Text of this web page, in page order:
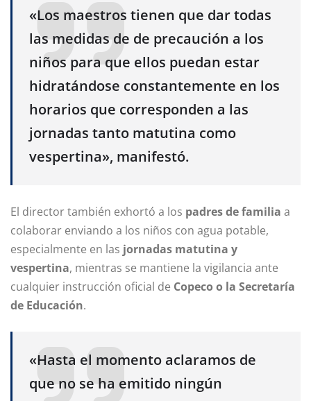
«Los maestros tienen que dar todas
las medidas de de precaución a los
niños para que ellos puedan estar
hidratándose constantemente en los
horarios que corresponden a las
jornadas tanto matutina como
vespertina», manifestó.
El director también exhortó a los padres de familia a
colaborar enviando a los niños con agua potable,
especialmente en las jornadas matutina y
vespertina, mientras se mantiene la vigilancia ante
cualquier instrucción oficial de Copeco o la Secretaría
de Educación.
«Hasta el momento aclaramos de
que no se ha emitido ningún